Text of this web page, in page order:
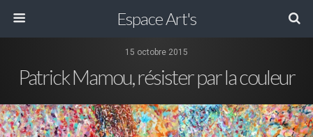
Espace Art's
15 octobre 2015
Patrick Mamou, résister par la couleur